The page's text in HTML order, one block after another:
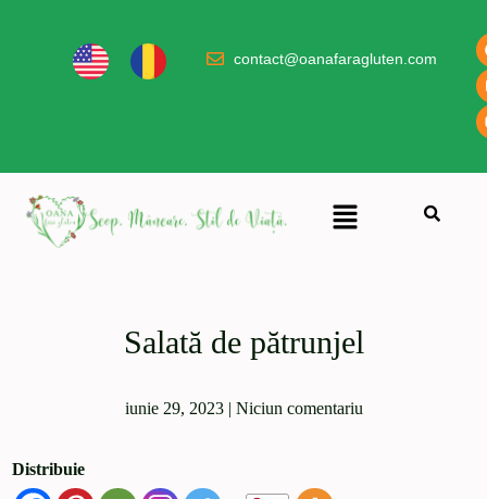
contact@oanafaragluten.com
Salată de pătrunjel
iunie 29, 2023| Niciun comentariu
Distribuie